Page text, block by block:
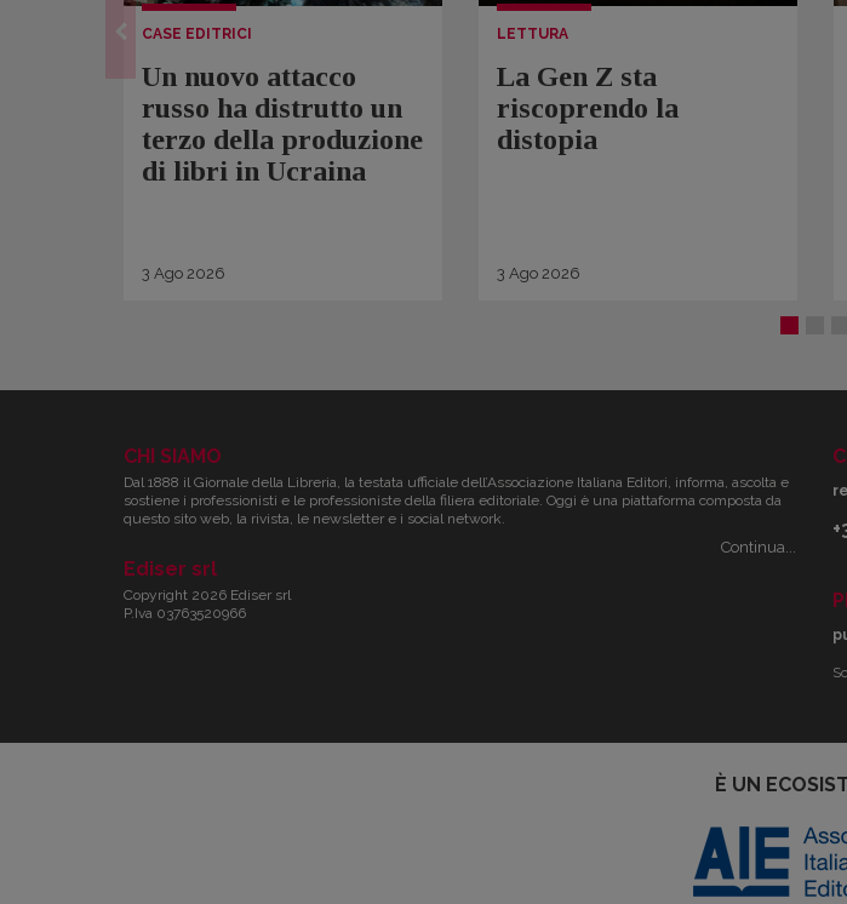
CASE EDITRICI
Un nuovo attacco
russo ha distrutto un
terzo della produzione
di libri in Ucraina
3 Ago 2026
LETTURA
La Gen Z sta
riscoprendo la
distopia
3 Ago 2026
CHI SIAMO
Dal 1888 il Giornale della Libreria, la testata ufficiale dell’Associazione Italiana Editori, informa, ascolta e
sostiene i professionisti e le professioniste della filiera editoriale. Oggi è una piattaforma composta da
questo sito web, la rivista, le newsletter e i social network.
Continua...
Ediser srl
Copyright 2026 Ediser srl
P.Iva 03763520966
È UN